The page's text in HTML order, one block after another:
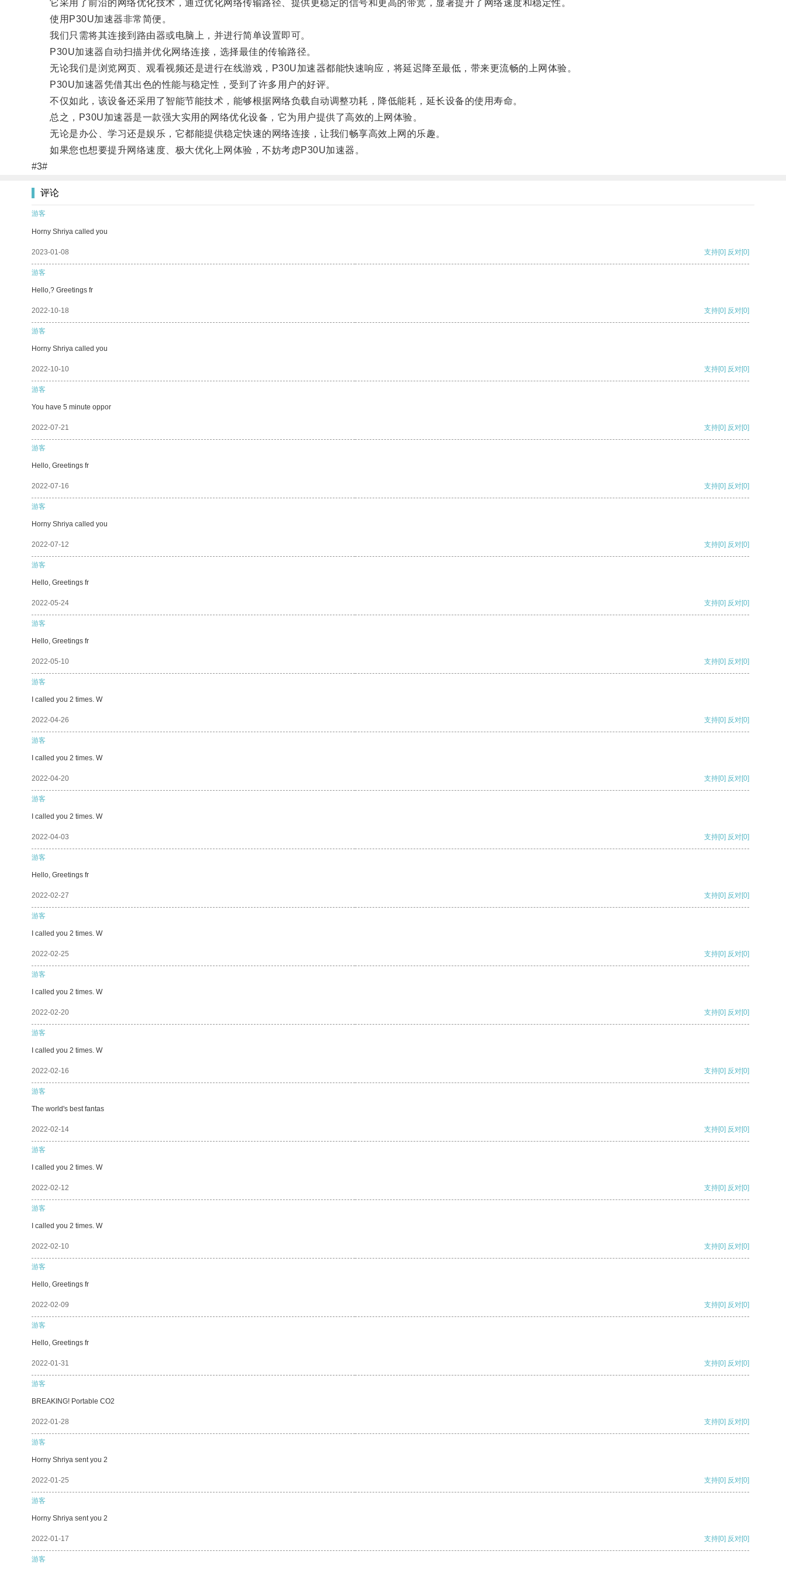
它采用了前沿的网络优化技术，通过优化网络传输路径、提供更稳定的信号和更高的带宽，显著提升了网络速度和稳定性。
使用P30U加速器非常简便。
我们只需将其连接到路由器或电脑上，并进行简单设置即可。
P30U加速器自动扫描并优化网络连接，选择最佳的传输路径。
无论我们是浏览网页、观看视频还是进行在线游戏，P30U加速器都能快速响应，将延迟降至最低，带来更流畅的上网体验。
P30U加速器凭借其出色的性能与稳定性，受到了许多用户的好评。
不仅如此，该设备还采用了智能节能技术，能够根据网络负载自动调整功耗，降低能耗，延长设备的使用寿命。
总之，P30U加速器是一款强大实用的网络优化设备，它为用户提供了高效的上网体验。
无论是办公、学习还是娱乐，它都能提供稳定快速的网络连接，让我们畅享高效上网的乐趣。
如果您也想要提升网络速度、极大优化上网体验，不妨考虑P30U加速器。
#3#
评论
游客
Horny Shriya called you
2023-01-08 支持[0] 反对[0]
游客
Hello,? Greetings fr
2022-10-18 支持[0] 反对[0]
游客
Horny Shriya called you
2022-10-10 支持[0] 反对[0]
游客
You have 5 minute oppor
2022-07-21 支持[0] 反对[0]
游客
Hello, Greetings fr
2022-07-16 支持[0] 反对[0]
游客
Horny Shriya called you
2022-07-12 支持[0] 反对[0]
游客
Hello, Greetings fr
2022-05-24 支持[0] 反对[0]
游客
Hello, Greetings fr
2022-05-10 支持[0] 反对[0]
游客
I called you 2 times. W
2022-04-26 支持[0] 反对[0]
游客
I called you 2 times. W
2022-04-20 支持[0] 反对[0]
游客
I called you 2 times. W
2022-04-03 支持[0] 反对[0]
游客
Hello, Greetings fr
2022-02-27 支持[0] 反对[0]
游客
I called you 2 times. W
2022-02-25 支持[0] 反对[0]
游客
I called you 2 times. W
2022-02-20 支持[0] 反对[0]
游客
I called you 2 times. W
2022-02-16 支持[0] 反对[0]
游客
The world's best fantas
2022-02-14 支持[0] 反对[0]
游客
I called you 2 times. W
2022-02-12 支持[0] 反对[0]
游客
I called you 2 times. W
2022-02-10 支持[0] 反对[0]
游客
Hello, Greetings fr
2022-02-09 支持[0] 反对[0]
游客
Hello, Greetings fr
2022-01-31 支持[0] 反对[0]
游客
BREAKING! Portable CO2
2022-01-28 支持[0] 反对[0]
游客
Horny Shriya sent you 2
2022-01-25 支持[0] 反对[0]
游客
Horny Shriya sent you 2
2022-01-17 支持[0] 反对[0]
游客